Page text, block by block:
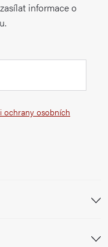
informace o
ochrany osobních